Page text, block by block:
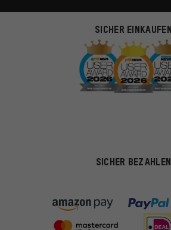
SICHER EINKAUFEN
SICHER BEZAHLEN